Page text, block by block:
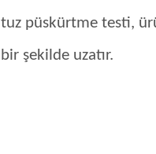
tuz püskürtme testi,
bir şekilde uzatır.